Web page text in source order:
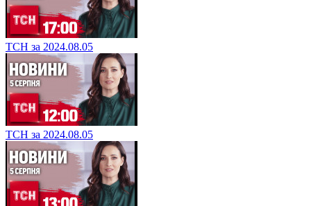
ТСН за 2024.08.05
ТСН за 2024.08.05